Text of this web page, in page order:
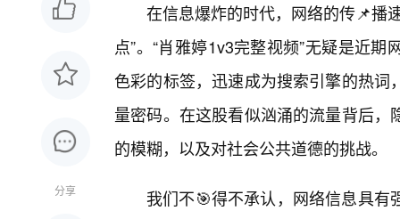
分享
在信息爆炸的时代，网络的传📌播
点”。“肖雅婷1v3完整视频”无疑是近
色彩的标签，迅速成为搜索引擎的热
量密码。在这股看似汹涌的流量背后
的模糊，以及对社会公共道德的挑战。
我们不🎯得不承认，网络信息具